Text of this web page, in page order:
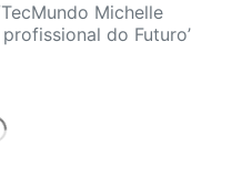
Michelle
do Futuro’